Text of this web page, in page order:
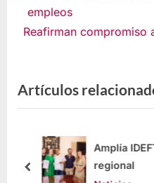
empleos
Reafirman compromiso
Artículos
Amplía
regional